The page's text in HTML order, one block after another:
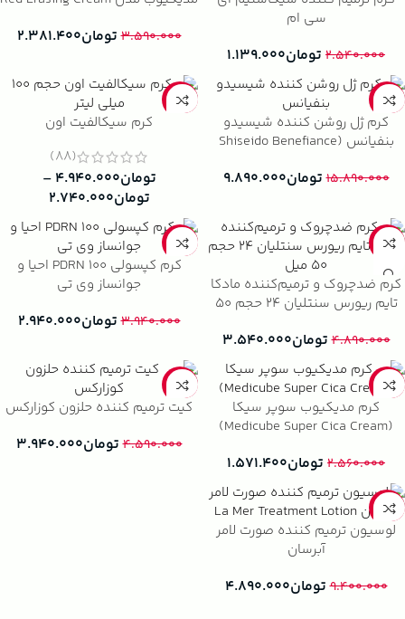
سی ام
۲.۵۴۰.۰۰۰ تومان۱.۱۳۹.۰۰۰
۳.۵۹۰.۰۰۰ تومان۲.۳۸۱.۴۰۰
-38%
کرم ژل روشن کننده شیسیدو
بنفیانس (Shiseido Benefiance
۱۵.۸۹۰.۰۰۰ تومان۹.۸۹۰.۰۰۰
-23%
کرم سیکالفیت اون
(88)
تومان۴.۹۴۰.۰۰۰ –
تومان۲.۷۴۰.۰۰۰
-28%
کرم ضدچروک و ترمیم‌کننده مادکا
تایم ریورس سنتلیان ۲۴ حجم ۵۰
۴.۸۹۰.۰۰۰ تومان۳.۵۴۰.۰۰۰
-25%
کرم کپسولی 100 PDRN احیا و
جوانساز وی تی
۳.۹۴۰.۰۰۰ تومان۲.۹۴۰.۰۰۰
-39%
کرم مدیکیوب سوپر سیکا
(Medicube Super Cica Cream)
۲.۵۶۰.۰۰۰ تومان۱.۵۷۱.۴۰۰
-14%
کیت ترمیم کننده حلزون کوزارکس
۴.۵۹۰.۰۰۰ تومان۳.۹۴۰.۰۰۰
-48%
لوسیون ترمیم کننده صورت لامر
آبرسان
۹.۴۰۰.۰۰۰ تومان۴.۸۹۰.۰۰۰